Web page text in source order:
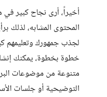
أخيراً، أرى نجاح كبير في
المحتوى المشابه، لذلك
لجذب جمهورك وتعليمهم
خطوة بخطوة، يمكنك
متنوعة من موضوعات
التوضيحية أو جلسات